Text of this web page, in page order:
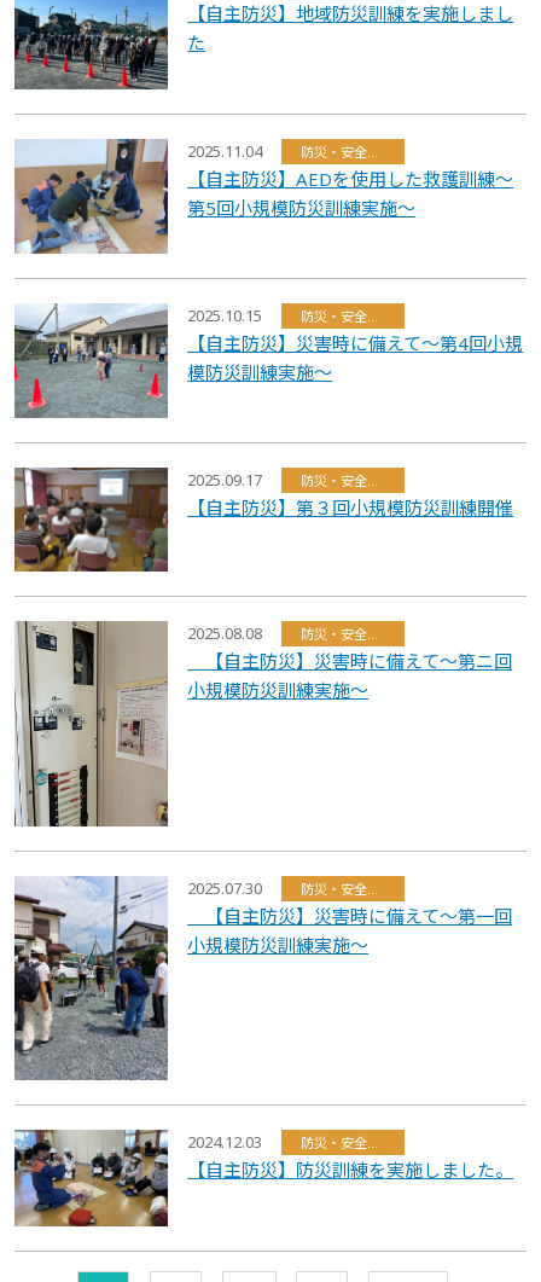
【自主防災】地域防災訓練を実施しまし
た
2025.11.04
【自主防災】AEDを使用した救護訓練～
第5回小規模防災訓練実施～
2025.10.15
【自主防災】災害時に備えて～第4回小規
模防災訓練実施～
2025.09.17 防災・安全・環境・福祉
【自主防災】第３回小規模防災訓練開催
2025.08.08 防災・安全・環境・福祉
【自主防災】災害時に備えて～第ニ回
小規模防災訓練実施～
2025.07.30
【自主防災】災害時に備えて～第一回
小規模防災訓練実施～
2024.12.03 防災・安全・環境・福祉
【自主防災】防災訓練を実施しました。